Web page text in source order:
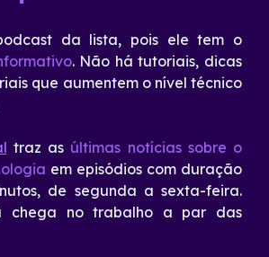
da lista, pois ele tem o
. Não há tutoriais, dicas
que aumentem o nível técnico
traz as últimas notícias sobre o
em episódios com duração
de segunda a sexta-feira.
chega no trabalho a par das